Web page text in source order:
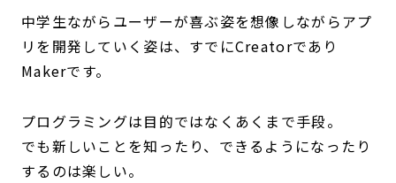
中学生ながらユーザーが喜ぶ姿を想像しながらアプ
リを開発していく姿は、すでにCreatorであり
Makerです。
プログラミングは目的ではなくあくまで手段。
でも新しいことを知ったり、できるようになったり
するのは楽しい。